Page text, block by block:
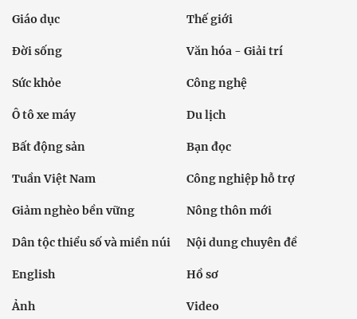
Giáo dục Thế giới
Đời sống Văn hóa - Giải trí
Sức khỏe Công nghệ
Ô tô xe máy Du lịch
Bất động sản Bạn đọc
Tuần Việt Nam Công nghiệp hỗ trợ
Giảm nghèo bền vững Nông thôn mới
Dân tộc thiểu số và miền núi Nội dung chuyên đề
English Hồ sơ
Ảnh Video